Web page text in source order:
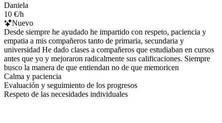
Daniela
10 €/h
Nuevo
Desde siempre he ayudado he impartido con respeto, paciencia y
empatia a mis compañeros tanto de primaria, secundaria y
universidad He dado clases a compañeros que estudiaban en cursos
antes que yo y mejoraron radicalmente sus calificaciones. Siempre
busco la manera de que entiendan no de que memoricen
Calma y paciencia
Evaluación y seguimiento de los progresos
Respeto de las necesidades individuales